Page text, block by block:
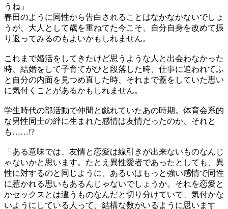
うね」
春田のように同性から告白されることはなかなかないでしょ
うが、大人として歳を重ねてた今こそ、自分自身を改めて振
り返ってみるのもよいかもしれません。
これまで婚活をしてきたけど思うような人と出会わなかった
時、結婚をして子育てがひと段落した時、仕事に追われてふ
と自分の内面を見つめ直した時、それまで蓋をしていた思い
に気付くことがあるかもしれません。
学生時代の部活動で仲間と戯れていたあの時期。体育会系的
な男性同士の絆に生まれた感情は友情だったのか、それと
も……!?
「ある意味では、友情と恋愛は線引きが出来ないものなんじ
ゃないかと思います。たとえ異性愛者であったとしても、異
性に対するのと同じように、あるいはもっと強い感情で同性
に惹かれる思いもあるんじゃないでしょうか。それを恋愛と
かセックスとは違うものなんだと切り分けていて、気付かな
いようにしている人って、結構な数がいるように思います